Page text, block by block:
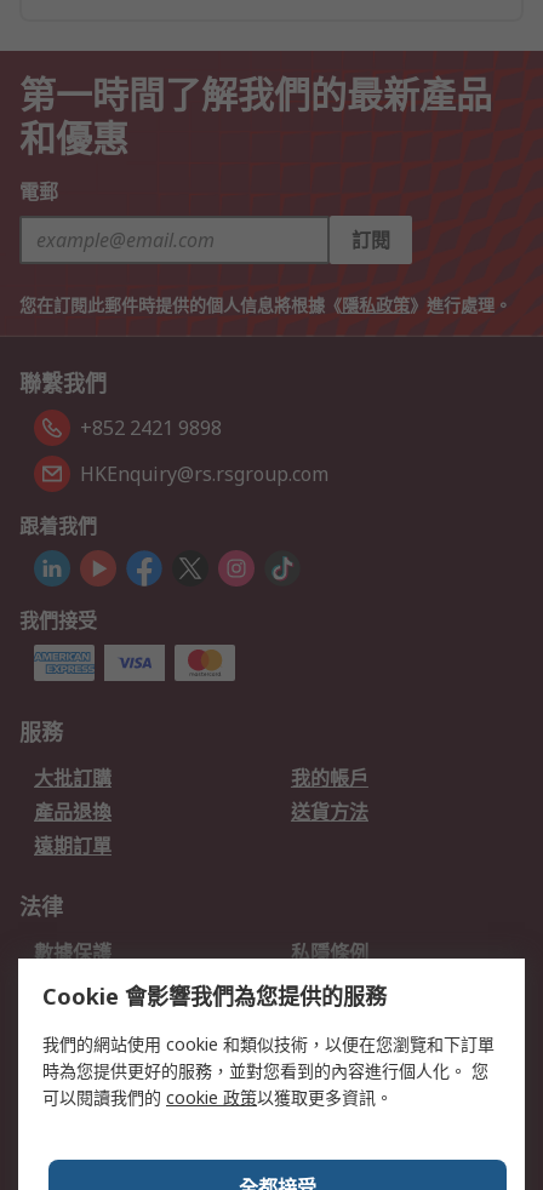
第一時間了解我們的最新產品
和優惠
電郵
訂閱
您在訂閱此郵件時提供的個人信息將根據《隱私政策》進行處理。
聯繫我們
+852 2421 9898
HKEnquiry@rs.rsgroup.com
跟着我們
我們接受
服務
大批訂購
我的帳戶
產品退換
送貨方法
遠期訂單
法律
數據保護
私隱條例
網站條款
郵件安全
關於RS
全球辦事處
加入我們
Cookie 會影響我們為您提供的服務
我們的網站使用 cookie 和類似技術，以便在您瀏覽和下訂單
時為您提供更好的服務，並對您看到的內容進行個人化。 您
可以閱讀我們的 cookie 政策以獲取更多資訊。